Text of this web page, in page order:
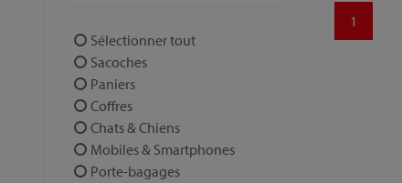
Sélectionner tout
Sacoches
Paniers
Coffres
Chats & Chiens
Mobiles & Smartphones
Porte-bagages
1